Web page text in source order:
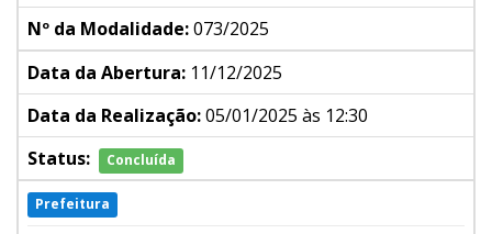
Nº da Modalidade:073/2025
Data da Abertura: 11/12/2025
Data da Realização:05/01/2025 às 12:30
Status:
Concluída
Prefeitura